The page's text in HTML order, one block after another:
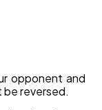
opponent and
be reversed.